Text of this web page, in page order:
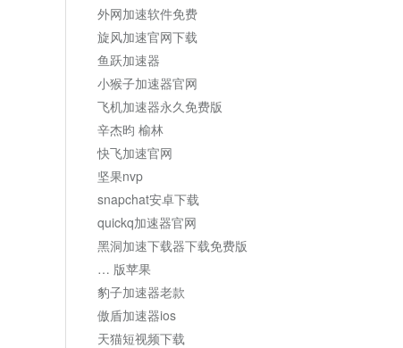
外网加速软件免费
旋风加速官网下载
鱼跃加速器
小猴子加速器官网
飞机加速器永久免费版
辛杰昀 榆林
快飞加速官网
坚果nvp
snapchat安卓下载
quickq加速器官网
黑洞加速下载器下载免费版
… 版苹果
豹子加速器老款
傲盾加速器ios
天猫短视频下载